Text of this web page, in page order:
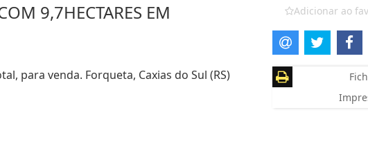
9,7HECTARES EM
para venda. Forqueta, Caxias do Sul (RS)
Adicionar ao